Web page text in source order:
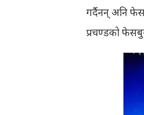
गर्दैनन् अनि
प्रचण्डको